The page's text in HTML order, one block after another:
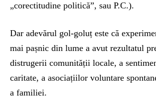
„corectitudine politică”, sau P.C.).
Dar adevărul gol-goluț este că
mai pașnic din lume a avut rezultatul
distrugerii comunității locale, a
caritate, a asociațiilor voluntare
a familiei.